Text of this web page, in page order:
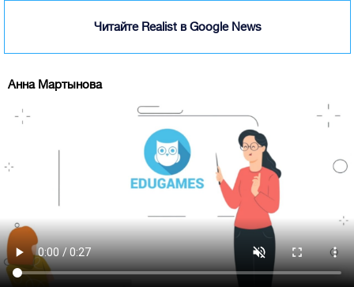
Читайте Realist в Google News
Анна Мартынова